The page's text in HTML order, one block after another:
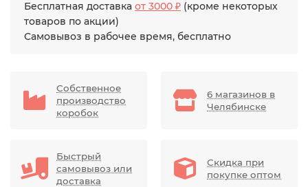
Бесплатная доставка от 3000 ₽ (кроме некоторых
товаров по акции)
Самовывоз в рабочее время, бесплатно
Собственное
производство
коробок
6 магазинов в
Челябинске
Быстрый
самовывоз или
доставка
Скидка при
покупке оптом